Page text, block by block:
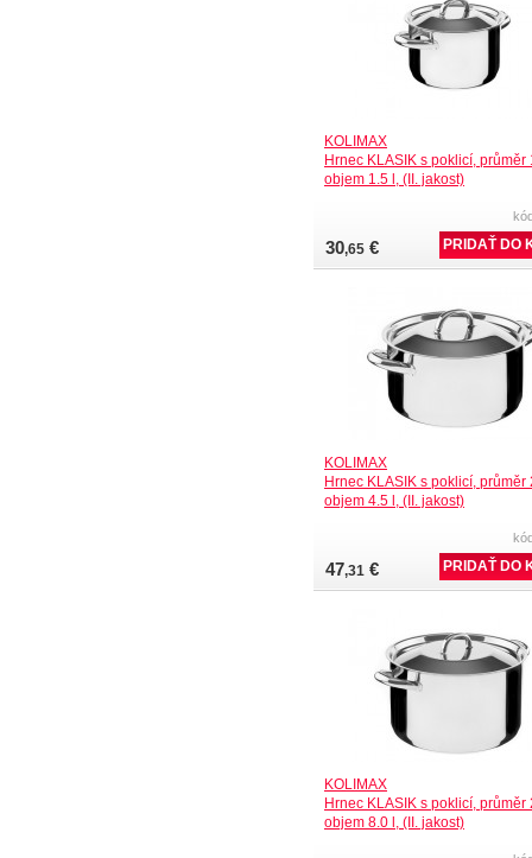
KOLIMAX
Hrnec KLASIK s poklicí, průměr
objem 1.5 l, (II. jakost)
30,65 €
KOLIMAX
Hrnec KLASIK s poklicí, průměr
objem 4.5 l, (II. jakost)
47,31 €
KOLIMAX
Hrnec KLASIK s poklicí, průměr
objem 8.0 l, (II. jakost)